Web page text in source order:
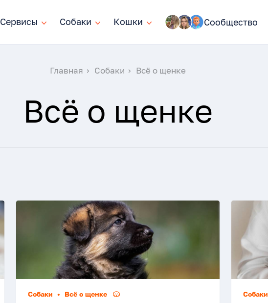
Сервисы
Сервисы Собаки
Собаки Кошки
Кошки Сообщество
Главная Собаки Всё о щенке
Всё о щенке
Собаки • Всё о щенке Собаки